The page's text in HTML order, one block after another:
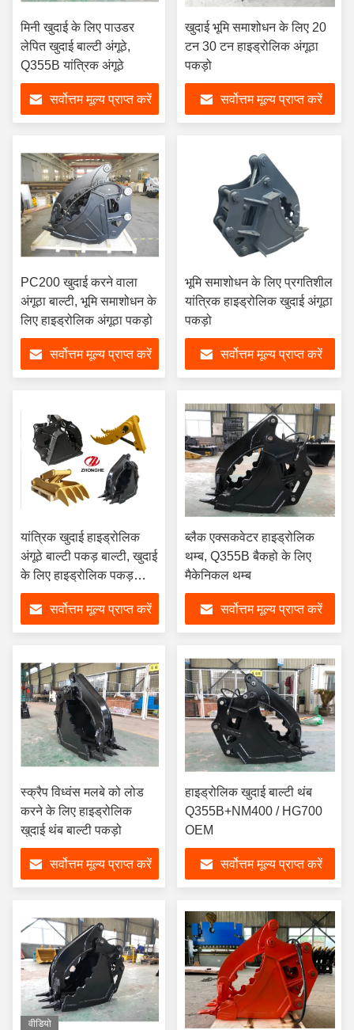
मिनी खुदाई के लिए पाउडर
लेपित खुदाई बाल्टी अंगूठे,
Q355B यांत्रिक अंगूठे
सर्वोत्तम मूल्य प्राप्त करें
खुदाई भूमि समाशोधन के लिए 20
टन 30 टन हाइड्रोलिक अंगूठा
पकड़ो
सर्वोत्तम मूल्य प्राप्त करें
PC200 खुदाई करने वाला
अंगूठा बाल्टी, भूमि समाशोधन के
लिए हाइड्रोलिक अंगूठा पकड़ो
सर्वोत्तम मूल्य प्राप्त करें
भूमि समाशोधन के लिए प्रगतिशील
यांत्रिक हाइड्रोलिक खुदाई अंगूठा
पकड़ो
सर्वोत्तम मूल्य प्राप्त करें
यांत्रिक खुदाई हाइड्रोलिक
अंगूठे बाल्टी पकड़ बाल्टी, खुदाई
के लिए हाइड्रोलिक पकड़
बाल्टी
सर्वोत्तम मूल्य प्राप्त करें
ब्लैक एक्सकवेटर हाइड्रोलिक
थम्ब, Q355B बैकहो के लिए
मैकेनिकल थम्ब
सर्वोत्तम मूल्य प्राप्त करें
स्क्रैप विध्वंस मलबे को लोड
करने के लिए हाइड्रोलिक
खुदाई थंब बाल्टी पकड़ो
सर्वोत्तम मूल्य प्राप्त करें
हाइड्रोलिक खुदाई बाल्टी थंब
Q355B+NM400 / HG700
OEM
सर्वोत्तम मूल्य प्राप्त करें
वीडियो